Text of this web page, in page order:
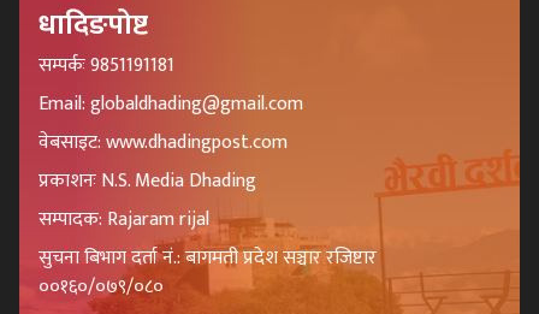
धादिङपोष्ट
सम्पर्कः 9851191181
Email: globaldhading@gmail.com
वेबसाइट: www.dhadingpost.com
प्रकाशनः N.S. Media Dhading
सम्पादक: Rajaram rijal
सुचना बिभाग दर्ता नं.: बागमती प्रदेश सञ्चार रजिष्टार
००१६०/०७९/०८०